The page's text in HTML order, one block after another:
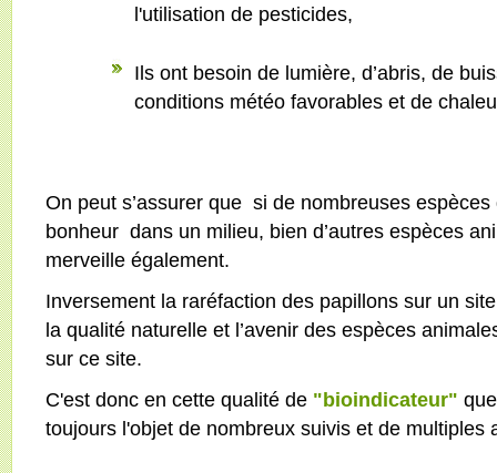
l'utilisation de pesticides,
Ils ont besoin de lumière, d’abris, de
conditions météo favorables et de
On peut s’assurer que si de nombreuses
bonheur dans un milieu, bien d’autres espèces
merveille également.
Inversement la raréfaction des papillons sur un
la qualité naturelle et l’avenir des espèces
sur ce site.
C'est donc en cette qualité de "bioindicateur"
toujours l'objet de nombreux suivis et de multiples